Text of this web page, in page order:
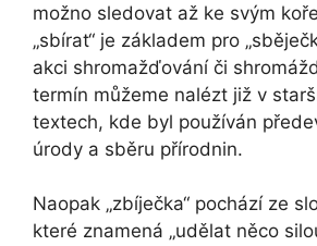
možno sledovat až ke svým
„sbírat“ je základem pro
akci shromažďování či
termín můžeme nalézt již v
textech, kde byl používán
úrody a sběru přírodnin.
Naopak „zbíječka“ pochází ze
které znamená „udělat něco